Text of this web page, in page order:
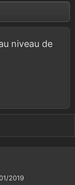
niveau de
2019